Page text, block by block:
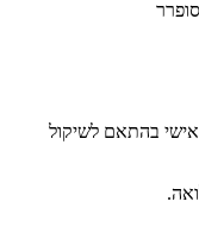
בהתאם לשיקול